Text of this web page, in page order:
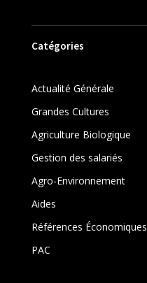
Catégories
Actualité Générale
Grandes Cultures
Agriculture Biologique
Gestion des salariés
Agro-Environnement
Aides
Références Économiques
PAC